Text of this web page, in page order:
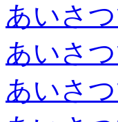
あいさ
あいさ
あいさ